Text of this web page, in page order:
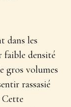
dans les
faible densité
gros volumes
rassasié